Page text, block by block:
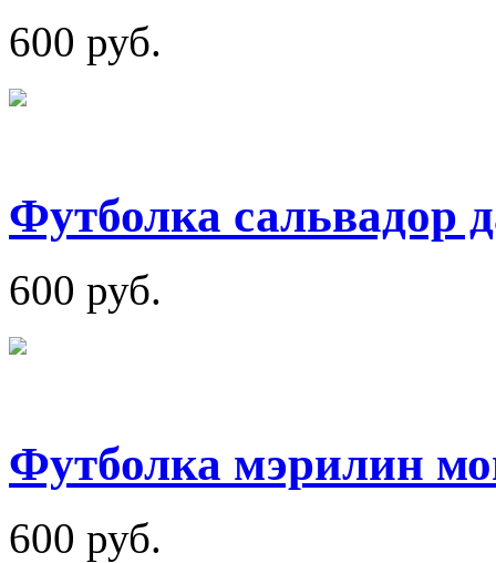
600 руб.
Футболка сальвадор
600 руб.
Футболка мэрилин
600 руб.